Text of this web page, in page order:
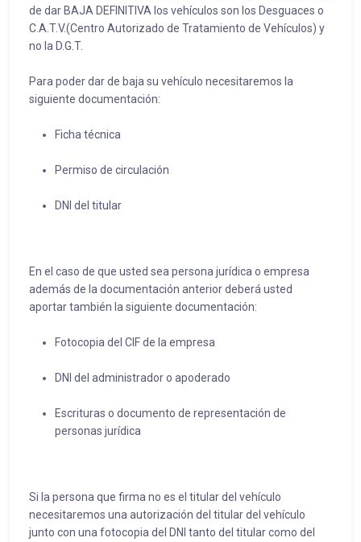
de dar BAJA DEFINITIVA los vehículos son los Desguaces o
C.A.T.V.(Centro Autorizado de Tratamiento de Vehículos) y
no la D.G.T.
Para poder dar de baja su vehículo necesitaremos la
siguiente documentación:
Ficha técnica
Permiso de circulación
DNI del titular
En el caso de que usted sea persona jurídica o empresa
además de la documentación anterior deberá usted
aportar también la siguiente documentación:
Fotocopia del CIF de la empresa
DNI del administrador o apoderado
Escrituras o documento de representación de
personas jurídica
Si la persona que firma no es el titular del vehículo
necesitaremos una autorización del titular del vehículo
junto con una fotocopia del DNI tanto del titular como del